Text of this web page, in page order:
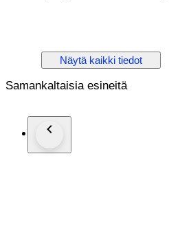
Näytä kaikki tiedot
Samankaltaisia esineitä